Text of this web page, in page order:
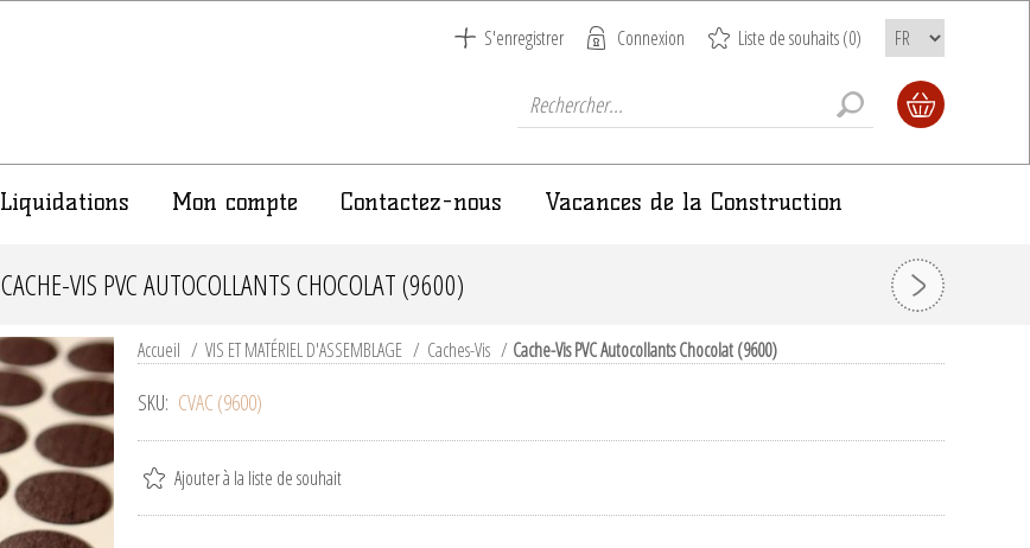
S'enregistrer Connexion Liste de souhaits(0)
Liquidations Mon compte Contactez-nous Vacances de la Construction
CACHE-VIS PVC AUTOCOLLANTS CHOCOLAT (9600)
Accueil / VIS ET MATÉRIEL D'ASSEMBLAGE / Caches-Vis / Cache-Vis PVC Autocollants Chocolat (9600)
SKU: CVAC (9600)
Ajouter à la liste de souhait